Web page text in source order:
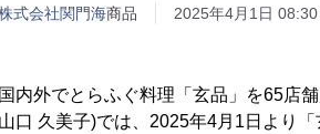
式会社関門海商品 2025年4月1日 08:30
国内外でとらふぐ料理「玄品」を65店
山口 久美子)では、2025年4月1日より